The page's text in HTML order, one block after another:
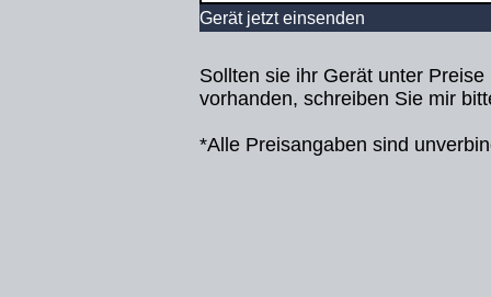
Gerät jetzt einsenden
Sollten sie ihr Gerät unter
vorhanden, schreiben Sie mir
*Alle Preisangaben sind